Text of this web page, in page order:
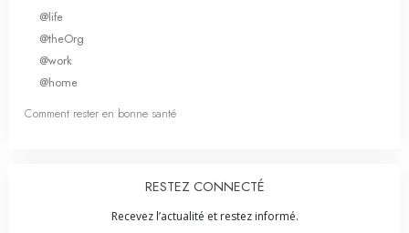
@life
@theOrg
@work
@home
Comment rester en bonne santé
RESTEZ CONNECTÉ
Recevez l’actualité et restez informé.